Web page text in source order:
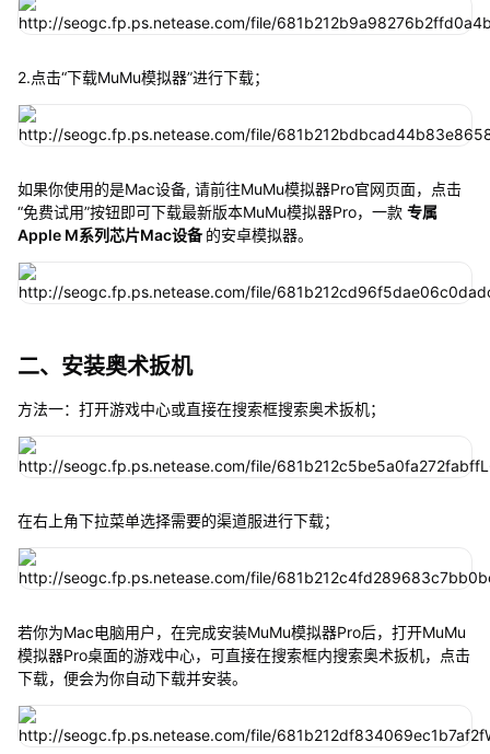
2.点击“下载MuMu模拟器”进行下载；
如果你使用的是Mac设备, 请前往MuMu模拟器Pro官网页面，点击
“免费试用”按钮即可下载最新版本MuMu模拟器Pro，一款 专属
Apple M系列芯片Mac设备的安卓模拟器。
二、安装奥术扳机
方法一：打开游戏中心或直接在搜索框搜索奥术扳机；
在右上角下拉菜单选择需要的渠道服进行下载；
若你为Mac电脑用户，在完成安装MuMu模拟器Pro后，打开MuMu
模拟器Pro桌面的游戏中心，可直接在搜索框内搜索奥术扳机，点击
下载，便会为你自动下载并安装。